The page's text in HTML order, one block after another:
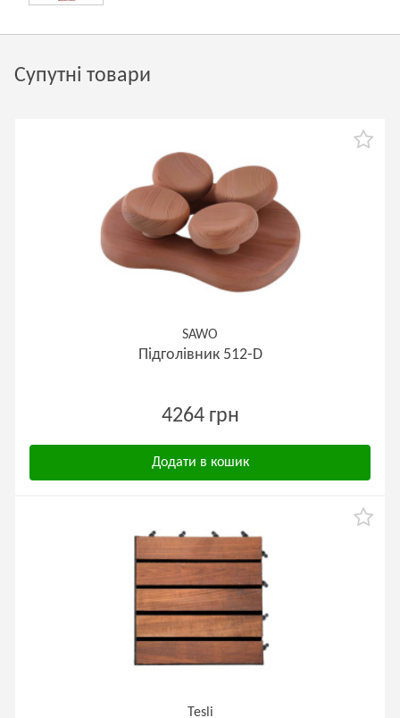
Супутні товари
SAWO
Підголівник 512-D
4264 грн
Додати в кошик
Tesli